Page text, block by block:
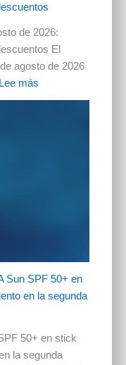
de 2026:
El
agosto de 2026
Lee más
Sun SPF 50+ en
en la segunda
50+ en stick
la segunda